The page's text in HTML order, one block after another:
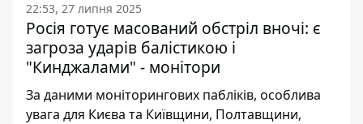
22:53, 27 липня 2025
Росія готує масований обстріл вночі: є
загроза ударів балістикою і
"Кинджалами" - монітори
За даними моніторингових пабліків, особлива
увага для Києва та Київщини, Полтавщини,